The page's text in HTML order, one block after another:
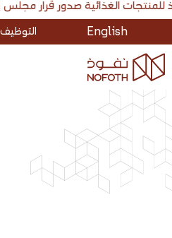
أمس بالتوصية للجمعية العامة غير العادية بشراء أسهمها بغرض الاحتفاظ بها كأسهم خزينة بحد أقصى 2.4 مليون
English التوظيف